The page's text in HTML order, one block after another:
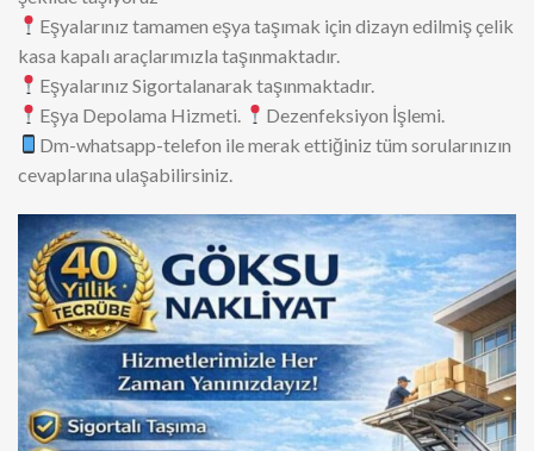
ve ambalajlıyoruz.
Mobilyalarınızı uzman tarafından demonte-monte
ediyoruz
Beyaz eşyalarınızı söküp,kurulumunu yapıyoruz
Tüm eşyalarınızı en ufak ayrıntısına kadar topluyor,
güvenle taşıyoruz
Mobil ve portatif asansörümüzle eşyanızı sorunsuz
şekilde taşıyoruz
Eşyalarınız tamamen eşya taşımak için dizayn edilmiş çelik
kasa kapalı araçlarımızla taşınmaktadır.
Eşyalarınız Sigortalanarak taşınmaktadır.
Eşya Depolama Hizmeti.
Dezenfeksiyon İşlemi.
Dm-whatsapp-telefon ile merak ettiğiniz tüm sorularınızın
cevaplarına ulaşabilirsiniz.